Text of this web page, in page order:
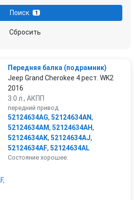
Поиск 1
Сбросить
Передняя балка (подрамник)
Jeep Grand Cherokee 4 рест. WK2
2016
3.0 л., АКПП
передний привод
52124634AG, 52124634AN,
52124634AM, 52124634AH,
52124634AK, 52124634AJ,
52124634AF, 52124634AL
Состояние хорошее.